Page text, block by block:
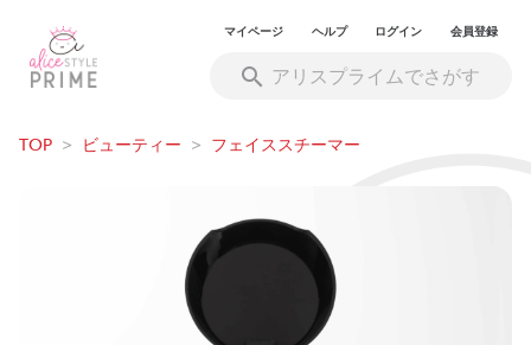
マイページ ヘルプ ログイン 会員登録
TOP > ビューティー > フェイススチーマー